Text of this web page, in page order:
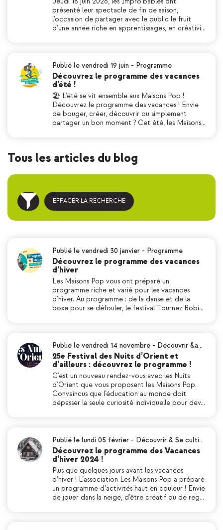
présenté leur spectacle de fin de saison,
l’occasion de partager avec le public le fruit
d’une année riche en apprentissages, en créativi…
Publié le vendredi 19 juin - Programme
Découvrez le programme des vacances
d’été !
🏖 L’été se vit ensemble aux Maisons Pop !
Découvrez le programme des vacances ! Envie
de bouger, créer, découvrir ou simplement
partager un bon moment ? Cet été, les Maisons…
Tous les articles du blog
EFFACER LA RECHERCHE
Publié le vendredi 30 janvier - Programme
Découvrez le programme des vacances
d’hiver
Les Maisons Pop vous ont préparé un
programme riche et varié pour les vacances
d’hiver. Au programme : de la danse et de la
boxe pour se défouler, le festival Tournez Bobi…
Publié le vendredi 14 novembre - Découvrir &a…
25e Festival des Nuits d’Orient et
d’ailleurs : découvrez le programme !
C’est un nouveau rendez-vous avec les Nuits
d’Orient que vous proposent les Maisons Pop.
Convaincus que l’éducation au monde doit
dépasser la seule curiosité individuelle pour dev…
Publié le lundi 05 février - Découvrir & Se culti…
Découvrez le programme des Vacances
d’hiver 2024 !
Plus que quelques jours avant les vacances
d’hiver ! L’association Les Maisons Pop a préparé
un programme d’activités haut en couleur ! Envie
de jouer dans la neige, d’être créatif ou de reg…